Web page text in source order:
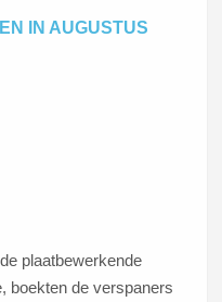
IN AUGUSTUS
plaatbewerkende
boekten de verspaners